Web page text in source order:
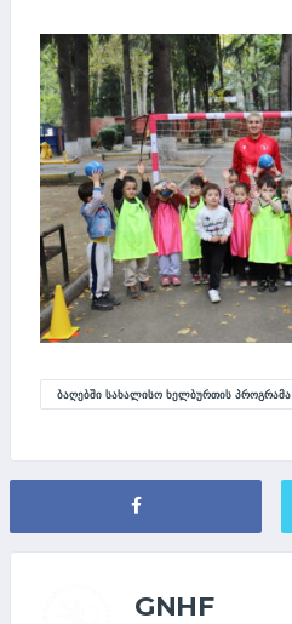
ᲑᲐᲦᲔᲑᲨᲘ ᲡᲐᲮᲐᲚᲘᲡᲝ ᲮᲔᲚᲑᲣᲠᲗᲘᲡ ᲞᲠᲝᲒᲠᲐᲛᲐ
GNHF